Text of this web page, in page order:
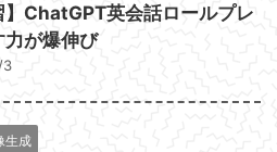
】ChatGPT英会話ロールプレ
力が爆伸び
3
生成